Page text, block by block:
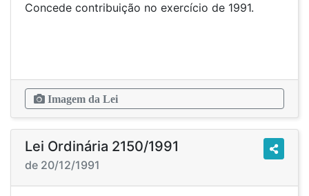
Concede contribuição no exercício de 1991.
Imagem da Lei
Lei Ordinária 2150/1991
de 20/12/1991